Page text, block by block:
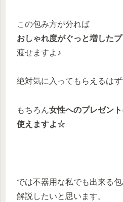
この包み方が分れば
おしゃれ度がぐっと増したプ
渡せますよ♪
絶対気に入ってもらえるはず
もちろん女性へのプレゼント
使えますよ☆
では不器用な私でも出来る
解説したいと思います。